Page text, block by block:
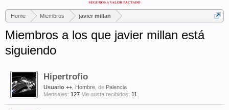
Home Miembros javier millan
Miembros a los que javier millan está
siguiendo
Hipertrofio
Usuario ++ , Hombre, de Palencia
Mensajes: 127 Me gusta recibidos: 11